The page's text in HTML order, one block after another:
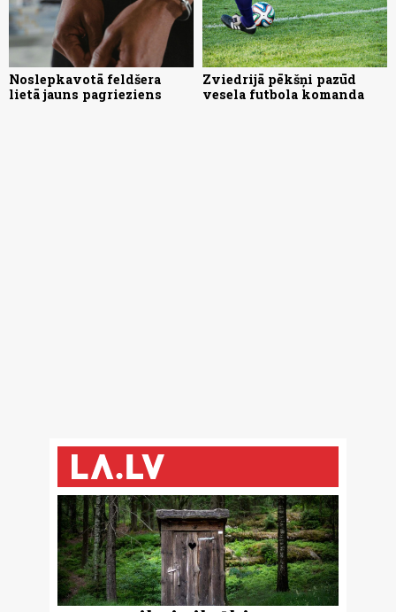
Noslepkavotā feldšera
lietā jauns pagrieziens
Zviedrijā pēkšņi pazūd
vesela futbola komanda